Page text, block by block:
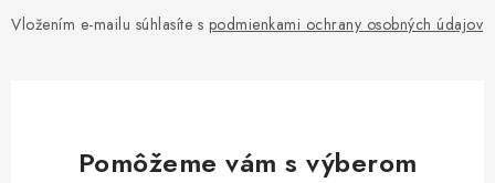
Vložením e-mailu súhlasíte s podmienkami ochrany osobných údajov
Pomôžeme vám s výberom